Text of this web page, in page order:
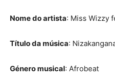
Nome do artista: Miss Wizzy
Título da música:
Género musical: Afrobeat